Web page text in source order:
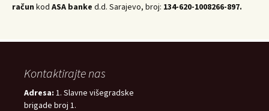
račun kod ASA banke d.d. Sarajevo, broj: 134-620-1008266-897.
Kontaktirajte nas
Adresa: 1. Slavne višegradske
brigade broj 1.